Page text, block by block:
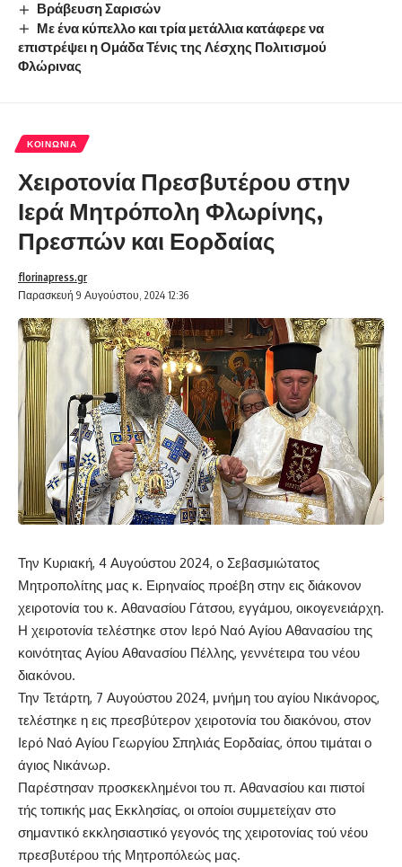
Βράβευση Σαρισών
Με ένα κύπελλο και τρία μετάλλια κατάφερε να
επιστρέψει η Ομάδα Τένις της Λέσχης Πολιτισμού
Φλώρινας
ΚΟΙΝΩΝΊΑ
Χειροτονία Πρεσβυτέρου στην
Ιερά Μητρόπολη Φλωρίνης,
Πρεσπών και Εορδαίας
Παρασκευή 9 Αυγούστου, 2024 12:36
florinapress.gr
Την Κυριακή, 4 Αυγούστου 2024, ο Σεβασμιώτατος
Μητροπολίτης μας κ. Ειρηναίος προέβη στην εις διάκονον
χειροτονία του κ. Αθανασίου Γάτσου, εγγάμου, οικογενειάρχη.
Η χειροτονία τελέστηκε στον Ιερό Ναό Αγίου Αθανασίου της
κοινότητας Αγίου Αθανασίου Πέλλης, γεννέτειρα του νέου
διακόνου.
Την Τετάρτη, 7 Αυγούστου 2024, μνήμη του αγίου Νικάνορος,
τελέστηκε η εις πρεσβύτερον χειροτονία του διακόνου, στον
Ιερό Ναό Αγίου Γεωργίου Σπηλιάς Εορδαίας, όπου τιμάται ο
άγιος Νικάνωρ.
Παρέστησαν προσκεκλημένοι του π. Αθανασίου και πιστοί
τής τοπικής μας Εκκλησίας, οι οποίοι συμμετείχαν στο
σημαντικό εκκλησιαστικό γεγονός της χειροτονίας τού νέου
πρεσβυτέρου τής Μητροπόλεώς μας.